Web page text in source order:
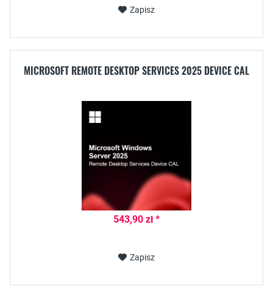
Zapisz
MICROSOFT REMOTE DESKTOP SERVICES 2025 DEVICE CAL
543,90 zł *
Zapisz